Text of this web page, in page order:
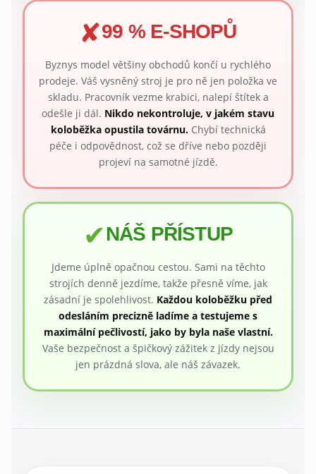
✘99 % E-SHOPŮ
Byznys model většiny obchodů končí u rychlého
prodeje. Váš vysněný stroj je pro ně jen položka ve
skladu. Pracovník vezme krabici, nalepí štítek a
odešle ji dál. Nikdo nekontroluje, v jakém stavu
koloběžka opustila továrnu.Chybí technická
péče i odpovědnost, což se dříve nebo později
projeví na samotné jízdě.
✔NÁŠ PŘÍSTUP
Jdeme úplně opačnou cestou. Sami na těchto
strojích denně jezdíme, takže přesně víme, jak
zásadní je spolehlivost. Každou koloběžku před
odesláním precizně ladíme a testujeme s
maximální pečlivostí, jako by byla naše vlastní.
Vaše bezpečnost a špičkový zážitek z jízdy nejsou
jen prázdná slova, ale náš závazek.